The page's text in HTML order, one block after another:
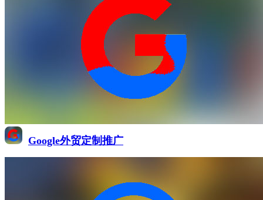
Google外贸定制推广